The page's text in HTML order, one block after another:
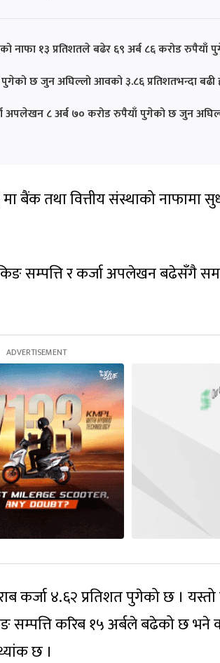
नाफा १३ प्रतिशतले बढेर ६९ अर्ब ८६ करोड रुपैयाँ
छ जुन अघिल्लो आवको ३.८६ प्रतिशतभन्दा बढी
अपलेखन ८ अर्ब ७० करोड रुपैयाँ पुगेको छ जुन
बैंक तथा वित्तीय संस्थाको नाफामा
सम्पत्ति र कर्जा अपलेखन बढेसँगै
४.६२ प्रतिशत पुगेको छ ।
सम्पत्ति करिब १५ अर्बले बढेको छ
छ ।